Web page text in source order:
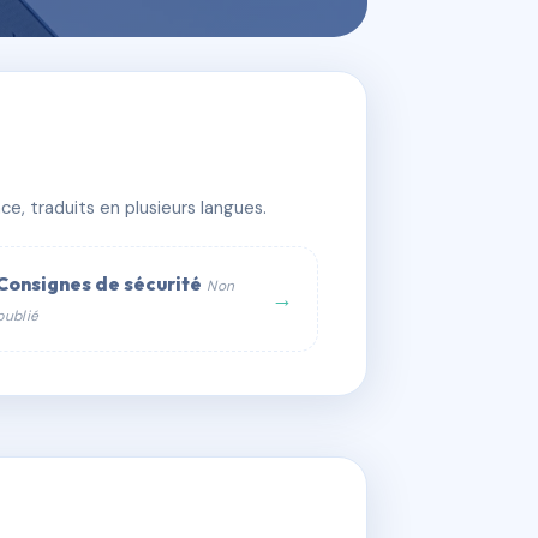
traduits en plusieurs langues.
de sécurité Non
→